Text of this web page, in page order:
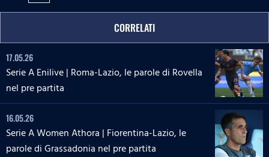
CORRELATI
17.05.26
Serie A Enilive | Roma-Lazio, le parole di Rovella
nel pre partita
16.05.26
Serie A Women Athora | Fiorentina-Lazio, le
parole di Grassadonia nel pre partita